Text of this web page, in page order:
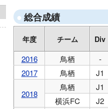
総合成績
年度 チーム Div
2016 鳥栖 -
2017
鳥栖 J1
2018
鳥栖 J1
横浜FC
J2